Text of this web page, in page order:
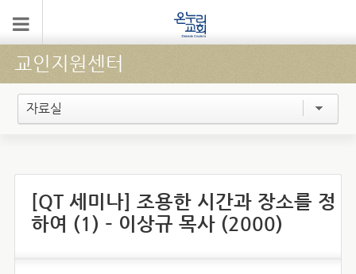
교인지원센터
자료실
[QT 세미나] 조용한 시간과 장소를 정
하여 (1) – 이상규 목사 (2000)